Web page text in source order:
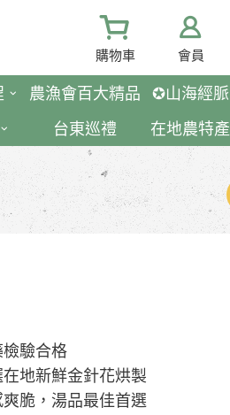
購物車 會員
農漁會百大精品 ✪山海經脈
台東巡禮
在地農特產
驗合格
地新鮮金針花烘製
脆，湯品最佳首選